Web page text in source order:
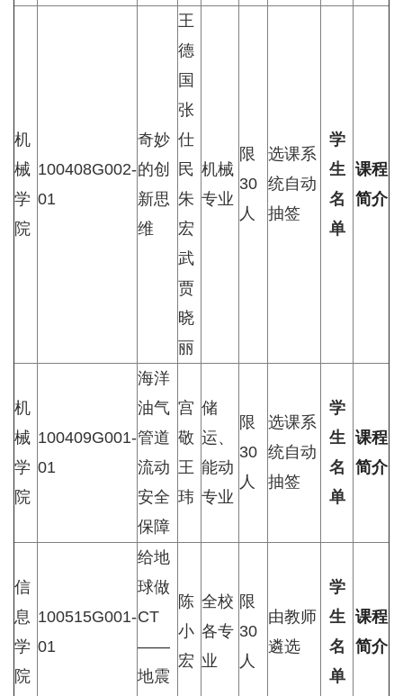
机
械
学
院
100408G002-
01
奇妙
的创
新思
维
王
德
国
张
仕
民
朱
宏
武
贾
晓
丽
机械
专业
限
30
人
选课系
统自动
抽签
学
生
名
单
课程
简介
机
械
学
院
100409G001-
01
海洋
油气
管道
流动
安全
保障
宫
敬
王
玮
储
运、
能动
专业
限
30
人
选课系
统自动
抽签
学
生
名
单
课程
简介
信
息
学
院
100515G001-
01
给地
球做
CT
——
地震
陈
小
宏
全校
各专
业
限
30
人
由教师
遴选
学
生
名
单
课程
简介